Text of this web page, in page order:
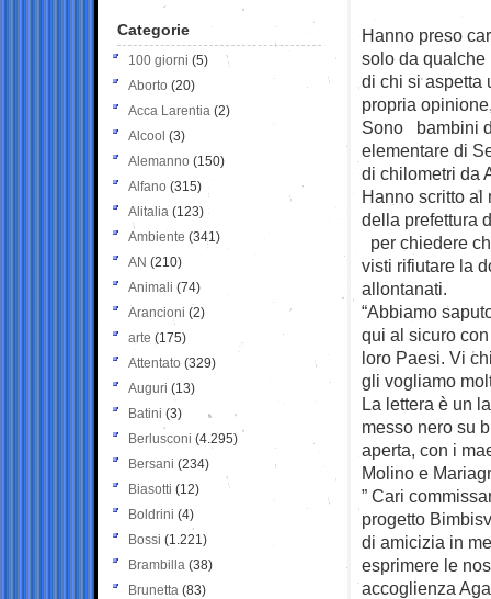
Hanno preso
solo da qualche
di chi si aspetta
propria
Sono bambini
elementare di
di chilometri da
Hanno scritto al
della prefettura
per chiedere
visti rifiutare la
allontanati.
“Abbiamo
qui al sicuro
loro Paesi. Vi
gli vogliamo
La lettera è un
messo nero su
aperta, con i
Molino e
” Cari
progetto
di amicizia in
esprimere le
accoglienza
Categorie
100 giorni (5)
Aborto (20)
Acca Larentia (2)
Alcool (3)
Alemanno (150)
Alfano (315)
Alitalia (123)
Ambiente (341)
AN (210)
Animali (74)
Arancioni (2)
arte (175)
Attentato (329)
Auguri (13)
Batini (3)
Berlusconi (4.295)
Bersani (234)
Biasotti (12)
Boldrini (4)
Bossi (1.221)
Brambilla (38)
Brunetta (83)